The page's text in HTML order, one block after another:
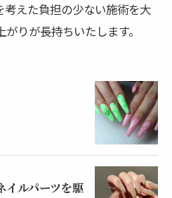
考えた負担の少ない施術を大
りが長持ちいたします。
イルパーツを駆